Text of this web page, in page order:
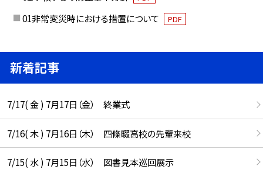
01非常変災時における措置について PDF
新着記事
7/17( 金 ) 7月17日（金） 終業式
7/16( 木 ) 7月16日（木） 四條畷高校の先輩来校
7/15( 水 ) 7月15日（水） 図書見本巡回展示